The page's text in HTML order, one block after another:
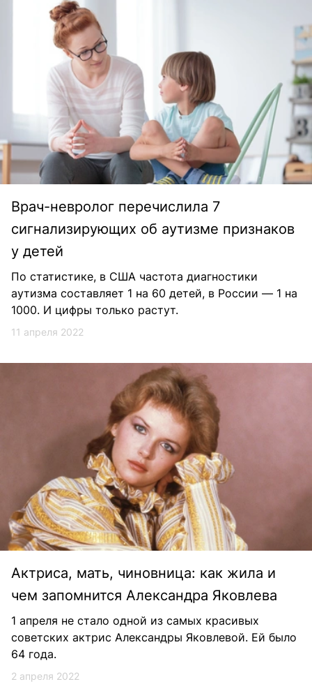
Врач-невролог перечислила 7
сигнализирующих об аутизме признаков
у детей
По статистике, в США частота диагностики
аутизма составляет 1 на 60 детей, в России — 1 на
1000. И цифры только растут.
11 апреля 2022
Актриса, мать, чиновница: как жила и
чем запомнится Александра Яковлева
1 апреля не стало одной из самых красивых
советских актрис Александры Яковлевой. Ей было
64 года.
2 апреля 2022